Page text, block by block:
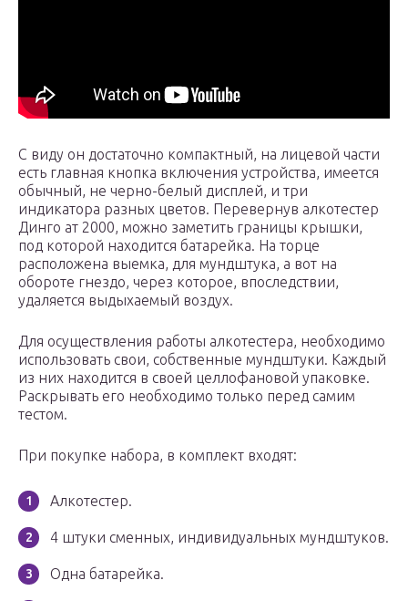
С виду он достаточно компактный, на лицевой части
есть главная кнопка включения устройства, имеется
обычный, не черно-белый дисплей, и три
индикатора разных цветов. Перевернув алкотестер
Динго ат 2000, можно заметить границы крышки,
под которой находится батарейка. На торце
расположена выемка, для мундштука, а вот на
обороте гнездо, через которое, впоследствии,
удаляется выдыхаемый воздух.
Для осуществления работы алкотестера, необходимо
использовать свои, собственные мундштуки. Каждый
из них находится в своей целлофановой упаковке.
Раскрывать его необходимо только перед самим
тестом.
При покупке набора, в комплект входят:
Алкотестер.
4 штуки сменных, индивидуальных мундштуков.
Одна батарейка.